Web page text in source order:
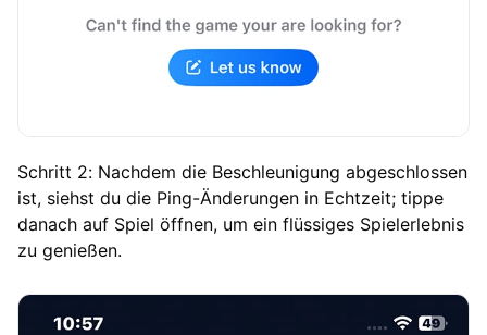
Schritt 2: Nachdem die Beschleunigung abgeschlossen
ist, siehst du die Ping-Änderungen in Echtzeit; tippe
danach auf Spiel öffnen, um ein flüssiges Spielerlebnis
zu genießen.